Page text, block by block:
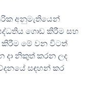
අනුමැතියෙන්
ගොඩ කිරීම සහ
කිරීම මේ වන විටත්
දා නිකුත් කරන ලද
සඳහන් කර